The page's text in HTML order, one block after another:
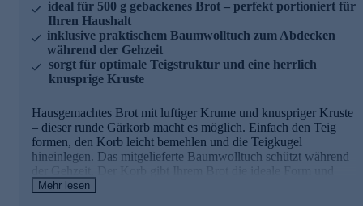
ideal für 500 g gebackenes Brot – perfekt portioniert für
Ihren Haushalt
inklusive praktischem Baumwolltuch zum Abdecken
während der Gehzeit
sorgt für optimale Teigstruktur und eine herrlich
knusprige Kruste
Hausgemachtes Brot mit luftiger Krume und knuspriger Kruste
– dieser runde Gärkorb macht es möglich. Einfach den Teig
formen, den Korb leicht bemehlen und die Teigkugel
hineinlegen. Das mitgelieferte Baumwolltuch schützt während
der Gehzeit. Der Korb gibt Ihrem Brot die ideale Form und
ermöglicht eine höhere Wassermenge im Teig, was für Frische
Mehr lesen